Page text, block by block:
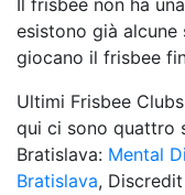
Il frisbee non ha
esistono già
giocano il frisbee
Ultimi Frisbee Clubs
qui ci sono quattro
Bratislava: Mental
Bratislava,